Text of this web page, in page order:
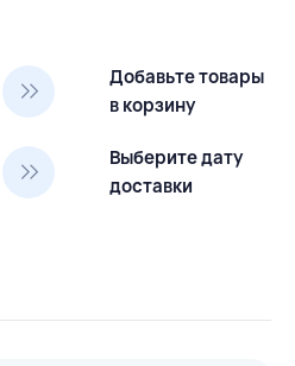
Добавьте товары
в корзину
Выберите дату
доставки